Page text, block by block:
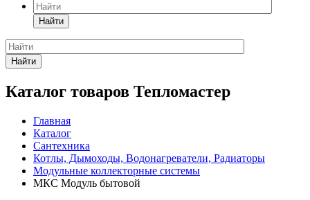
Найти
Найти
Каталог товаров Тепломастер
Главная
Каталог
Сантехника
Котлы, Дымоходы, Водонагреватели, Радиаторы
Модульные коллекторные системы
МКС Модуль бытовой